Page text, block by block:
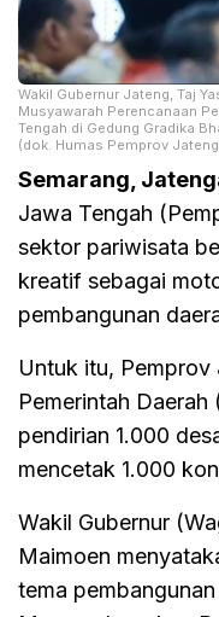
Wakil Gubernur Jateng, Taj
Musyawarah Perencanaan
Tengah di Gedung Gradika
(dok. Humas Pemprov
Semarang,
Jawa Tengah
sektor pariwisata
kreatif sebagai
pembangunan
Untuk itu, Pemprov
Pemerintah
pendirian 1.000
mencetak 1.000
Wakil Gubernur
Maimoen
tema